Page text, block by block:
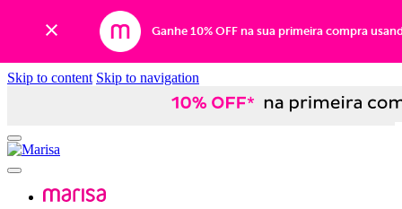
Ganhe 10% OFF na sua primeira compra
Skip to content Skip to navigation